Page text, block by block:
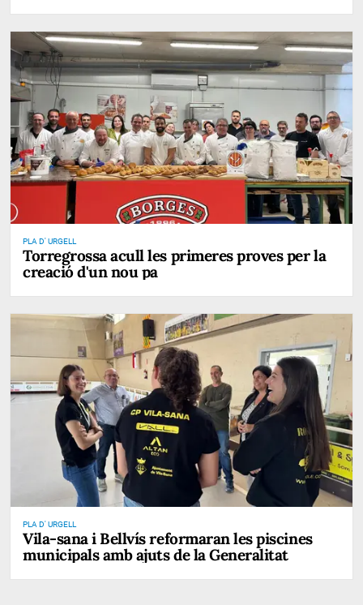
PLA D' URGELL
Torregrossa acull les primeres proves per la
creació d'un nou pa
PLA D' URGELL
Vila-sana i Bellvís reformaran les piscines
municipals amb ajuts de la Generalitat